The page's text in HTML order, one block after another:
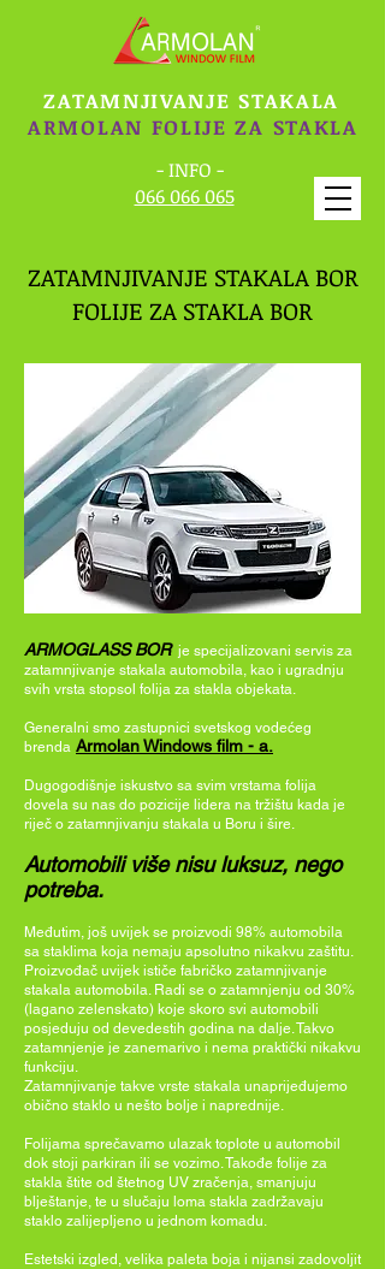
ZATAMNJIVANJE STAKALA
ARMOLAN FOLIJE ZA STAKLA
- INFO -
066 066 065
ZATAMNJIVANJE STAKALA BOR
FOLIJE ZA STAKLA BOR
ARMOGLASS BOR je specijalizovani servis za
zatamnjivanje stakala automobila, kao i ugradnju
svih vrsta stopsol folija za stakla objekata.
Generalni smo zastupnici svetskog vodećeg
brenda Armolan Windows film - a.
Dugogodišnje iskustvo sa svim vrstama folija
dovela su nas do pozicije lidera na tržištu kada je
riječ o zatamnjivanju stakala u Boru i šire.
Automobili više nisu luksuz, nego
potreba.
Međutim, još uvijek se proizvodi 98% automobila
sa staklima koja nemaju apsolutno nikakvu zaštitu.
Proizvođač uvijek ističe fabričko zatamnjivanje
stakala automobila. Radi se o zatamnjenju od 30%
(lagano zelenskato) koje skoro svi automobili
posjeduju od devedestih godina na dalje. Takvo
zatamnjenje je zanemarivo i nema praktički nikakvu
funkciju.
Zatamnjivanje takve vrste stakala unaprijeđujemo
obično staklo u nešto bolje i naprednije.
Folijama sprečavamo ulazak toplote u automobil
dok stoji parkiran ili se vozimo. Takođe folije za
stakla štite od štetnog UV zračenja, smanjuju
blještanje, te u slučaju loma stakla zadržavaju
staklo zalijepljeno u jednom komadu.
Estetski izgled, velika paleta boja i nijansi zadovoljit